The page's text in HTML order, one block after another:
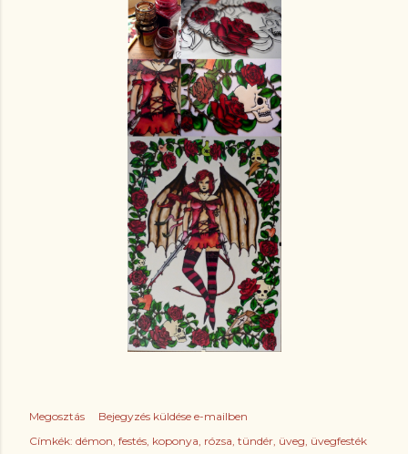
Megosztás
Bejegyzés küldése e-mailben
Címkék: démon festés koponya rózsa tündér üveg üvegfesték